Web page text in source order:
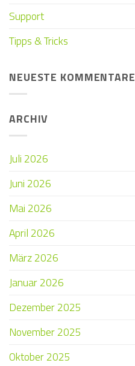
Support
Tipps & Tricks
NEUESTE KOMMENTARE
ARCHIV
Juli 2026
Juni 2026
Mai 2026
April 2026
März 2026
Januar 2026
Dezember 2025
November 2025
Oktober 2025